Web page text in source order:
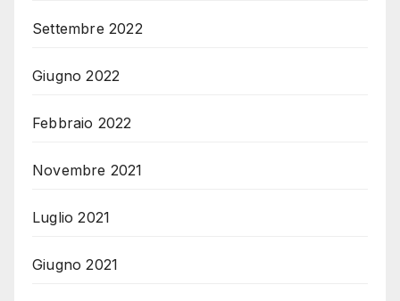
Settembre 2022
Giugno 2022
Febbraio 2022
Novembre 2021
Luglio 2021
Giugno 2021